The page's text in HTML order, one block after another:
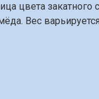
закатного
Вес